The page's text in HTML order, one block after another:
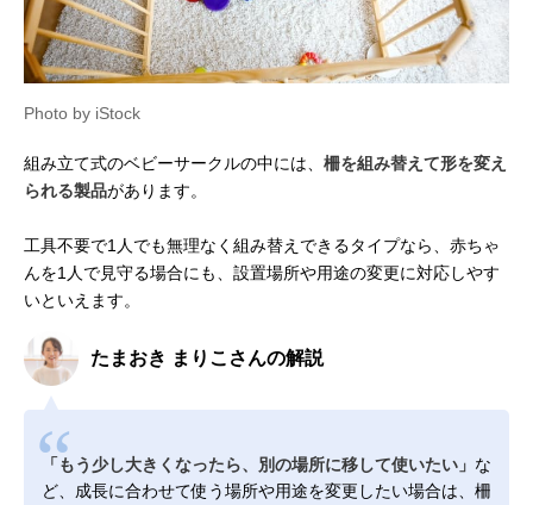
Photo by iStock
組み立て式のベビーサークルの中には、 柵を組み替えて形を変え
られる製品があります。
工具不要で1人でも無理なく組み替えできるタイプなら、赤ちゃ
んを1人で見守る場合にも、設置場所や用途の変更に対応しやす
いといえます。
たまおき まりこさんの解説
「もう少し大きくなったら、別の場所に移して使いたい」 な
ど、成長に合わせて使う場所や用途を変更したい場合は、柵